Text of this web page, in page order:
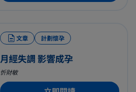
文章 計劃懷孕
月經失調 影響成孕
忻財敏